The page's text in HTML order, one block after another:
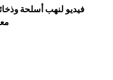
فيديو لنهب أسلحة